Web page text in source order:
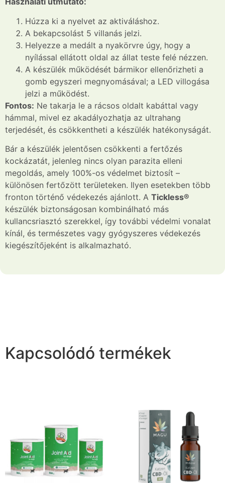
Húzza ki a nyelvet az aktiváláshoz.
A bekapcsolást 5 villanás jelzi.
Helyezze a medált a nyakörvre úgy, hogy a
nyílással ellátott oldal az állat teste felé nézzen.
A készülék működését bármikor ellenőrizheti a
gomb egyszeri megnyomásával; a LED villogása
jelzi a működést.
Fontos: Ne takarja le a rácsos oldalt kabáttal vagy
hámmal, mivel ez akadályozhatja az ultrahang
terjedését, és csökkentheti a készülék hatékonyságát.
Bár a készülék jelentősen csökkenti a fertőzés
kockázatát, jelenleg nincs olyan parazita elleni
megoldás, amely 100%-os védelmet biztosít –
különösen fertőzött területeken. Ilyen esetekben több
fronton történő védekezés ajánlott. A Tickless®
készülék biztonságosan kombinálható más
kullancsriasztó szerekkel, így további védelmi vonalat
kínál, és természetes vagy gyógyszeres védekezés
kiegészítőjeként is alkalmazható.
Kapcsolódó termékek